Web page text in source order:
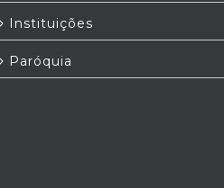
Instituições
Paróquia